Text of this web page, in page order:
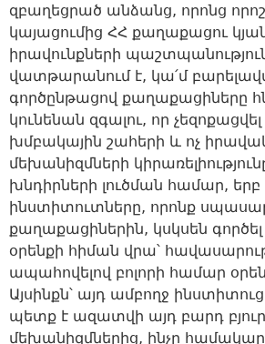
զբաղեցրած անձանց, որոնց
կայացումից ՀՀ քաղաքացու
իրավունքների
վատթարանում է, կա՛մ
գործընթացով քաղաքացիները
կունենան զգալու, որ
խմբակային շահերի և ոչ
մեխանիզմների
խնդիրների լուծման համար, երբ
ինստիտուտները, որոնք
քաղաքացիներին, կսկսեն
օրենքի հիման վրա՝
ապահովելով բոլորի համար
Այսինքն՝ այդ ամբողջ
պետք է ազատվի այդ բարդ
մեխանիզմներից, ինչը